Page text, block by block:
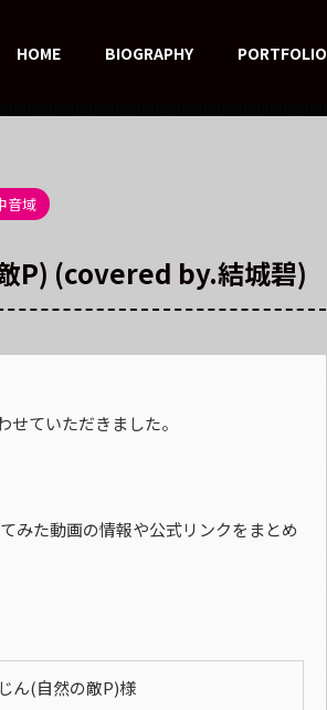
HOME BIOGRAPHY PORTFOLIO
音域
P) (covered by.結城碧)
ていただきました。
みた動画の情報や公式リンクをまとめ
ん(自然の敵P)様